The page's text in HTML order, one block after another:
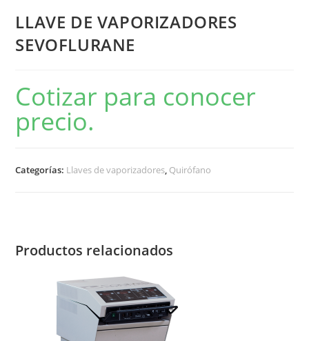
LLAVE DE VAPORIZADORES
SEVOFLURANE
Cotizar para conocer
precio.
Categorías: Llaves de vaporizadores, Quirófano
Productos relacionados